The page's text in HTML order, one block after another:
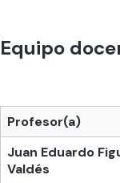
Equipo
Profesor(a)
Juan Eduardo
Valdés